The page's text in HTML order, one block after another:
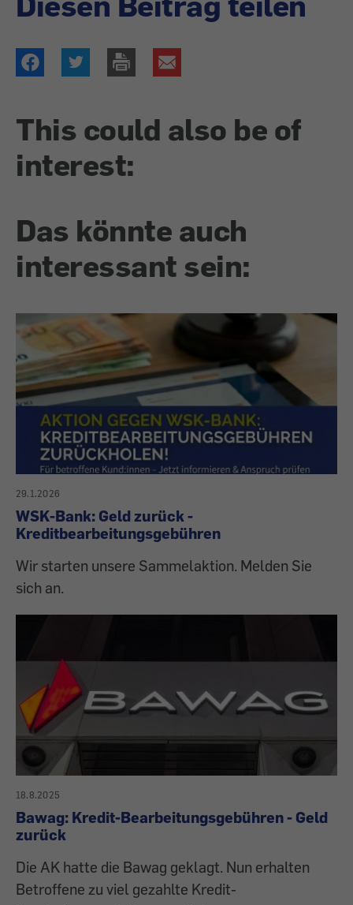
This could also be of
interest:
Das könnte auch
interessant sein:
29.1.2026
WSK-Bank: Geld zurück -
Kreditbearbeitungsgebühren
Wir starten unsere Sammelaktion. Melden Sie
sich an.
18.8.2025
Bawag: Kredit-Bearbeitungsgebühren - Geld
zurück
Die AK hatte die Bawag geklagt. Nun erhalten
Betroffene zu viel gezahlte Kredit-